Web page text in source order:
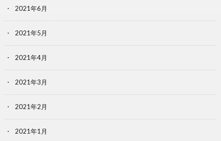
2021年6月
2021年5月
2021年4月
2021年3月
2021年2月
2021年1月